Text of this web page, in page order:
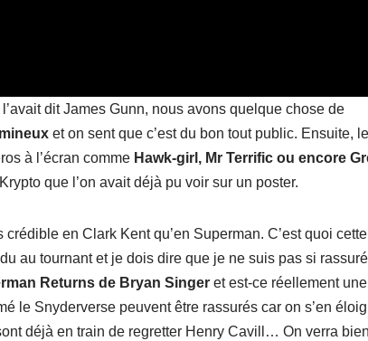
dit James Gunn, nous avons quelque chose de
et on sent que c’est du bon tout public. Ensuite, le
à l’écran comme Hawk-girl, Mr Terrific ou encore
que l’on avait déjà pu voir sur un poster.
en Clark Kent qu’en Superman. C’est quoi cette
au tournant et je dois dire que je ne suis pas si
Returns de Bryan Singer et est-ce réellement une
le Snyderverse peuvent être rassurés car on s’en
déjà en train de regretter Henry Cavill… On verra